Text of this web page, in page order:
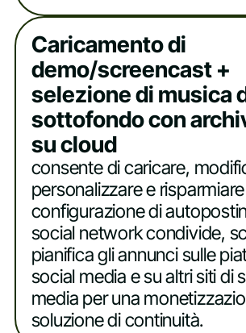
Caricamento di
demo/screencast +
selezione di musica
sottofondo con
su cloud
consente di caricare,
personalizzare e
configurazione di
social network condivide,
pianifica gli annunci sulle
social media e su altri siti di
media per una
soluzione di continuità.